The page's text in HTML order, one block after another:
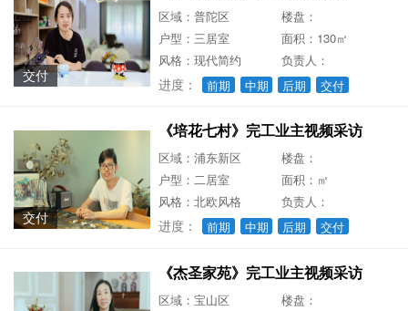
交付
区域：普陀区
楼盘：
户型：三居室
面积：130㎡
风格：现代简约
负责人：
进度： 前期 中期 后期 交付
交付
《培花七村》完工业主视频采访
区域：浦东新区
楼盘：
户型：二居室
面积：㎡
风格：北欧风格
负责人：
进度： 前期 中期 后期 交付
《杰圣家苑》完工业主视频采访
区域：宝山区
楼盘：